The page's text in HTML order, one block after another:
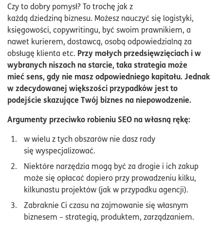
Czy to dobry pomysł? To trochę jak z
każdą dziedziną biznesu. Możesz nauczyć się logistyki,
księgowości, copywritingu, być swoim prawnikiem, a
nawet kurierem, dostawcą, osobą odpowiedzialną za
obsługę klienta etc. Przy małych przedsięwzięciach i w
wybranych niszach na starcie, taka strategia może
mieć sens, gdy nie masz odpowiedniego kapitału. Jednak
w zdecydowanej większości przypadków jest to
podejście skazujące Twój biznes na niepowodzenie.
Argumenty przeciwko robieniu SEO na własną rękę:
w wielu z tych obszarów nie dasz rady
się wyspecjalizować.
Niektóre narzędzia mogą być za drogie i ich zakup
może się opłacać dopiero przy prowadzeniu kilku,
kilkunastu projektów (jak w przypadku agencji).
Zabraknie Ci czasu na zajmowanie się własnym
biznesem – strategią, produktem, zarządzaniem.